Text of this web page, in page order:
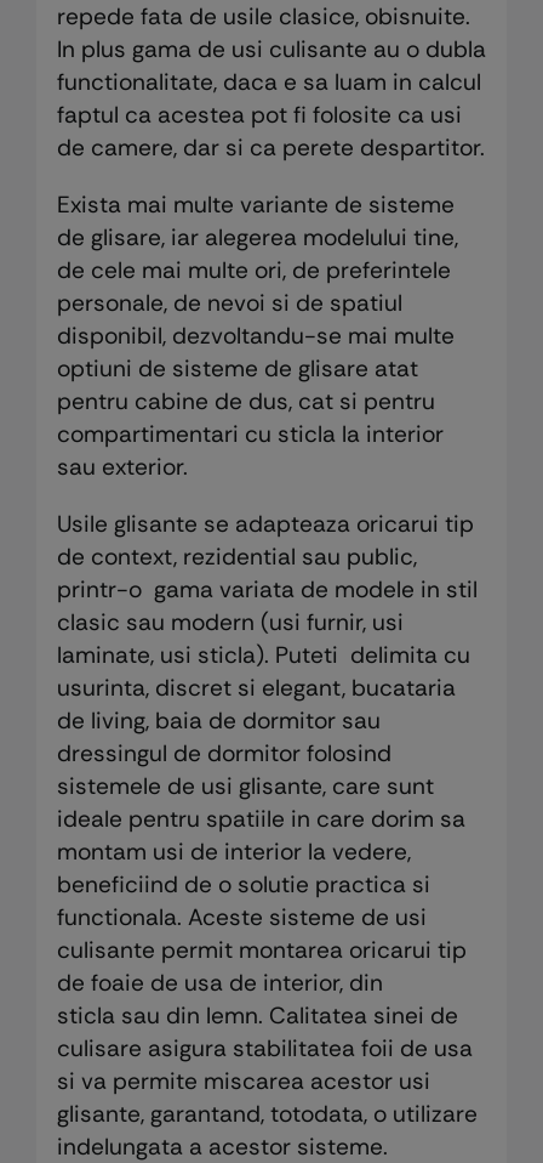
repede fata de usile clasice, obisnuite.
In plus gama de usi culisante au o dubla
functionalitate, daca e sa luam in calcul
faptul ca acestea pot fi folosite ca usi
de camere, dar si ca perete despartitor.
Exista mai multe variante de sisteme
de glisare, iar alegerea modelului tine,
de cele mai multe ori, de preferintele
personale, de nevoi si de spatiul
disponibil, dezvoltandu-se mai multe
optiuni de sisteme de glisare atat
pentru cabine de dus, cat si pentru
compartimentari cu sticla la interior
sau exterior.
Usile glisante se adapteaza oricarui tip
de context, rezidential sau public,
printr-o gama variata de modele in stil
clasic sau modern (usi furnir, usi
laminate, usi sticla). Puteti delimita cu
usurinta, discret si elegant, bucataria
de living, baia de dormitor sau
dressingul de dormitor folosind
sistemele de usi glisante, care sunt
ideale pentru spatiile in care dorim sa
montam usi de interior la vedere,
beneficiind de o solutie practica si
functionala. Aceste sisteme de usi
culisante permit montarea oricarui tip
de foaie de usa de interior, din
sticla sau din lemn. Calitatea sinei de
culisare asigura stabilitatea foii de usa
si va permite miscarea acestor usi
glisante, garantand, totodata, o utilizare
indelungata a acestor sisteme.